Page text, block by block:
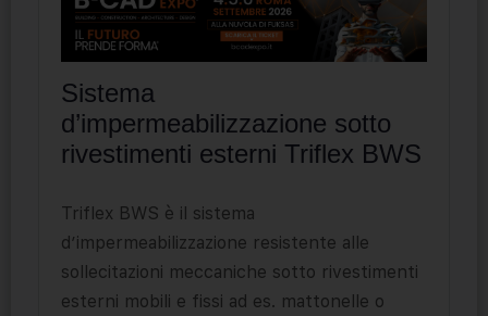
Sistema
d’impermeabilizzazione sotto
rivestimenti esterni Triflex BWS
Triflex BWS è il sistema
d’impermeabilizzazione resistente alle
sollecitazioni meccaniche sotto rivestimenti
esterni mobili e fissi ad es. mattonelle o